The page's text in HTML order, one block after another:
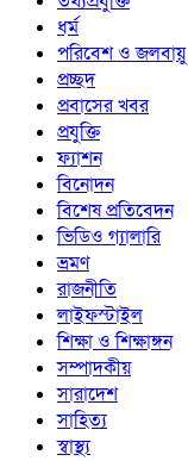
ধর্ম
পরিবেশ ও জলবায়ু
প্রচ্ছদ
প্রবাসের খবর
প্রযুক্তি
ফ্যাশন
বিনোদন
বিশেষ প্রতিবেদন
ভিডিও গ্যালারি
ভ্রমণ
রাজনীতি
লাইফস্টাইল
শিক্ষা ও শিক্ষাঙ্গন
সম্পাদকীয়
সারাদেশ
সাহিত্য
স্বাস্থ্য